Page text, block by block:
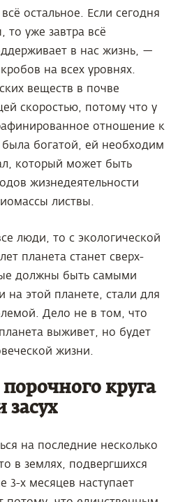
остальное. Если сегодня
то уже завтра всё
в нас жизнь, —
на всех уровнях.
веществ в почве
скоростью, потому что у
отношение к
богатой, ей необходим
который может быть
жизнедеятельности
листвы.
люди, то с экологической
планета станет сверх-
должны быть самыми
на этой планете, стали для
Дело не в том, что
выживет, но будет
жизни.
круга
на последние несколько
в землях, подвергшихся
3-х месяцев наступает